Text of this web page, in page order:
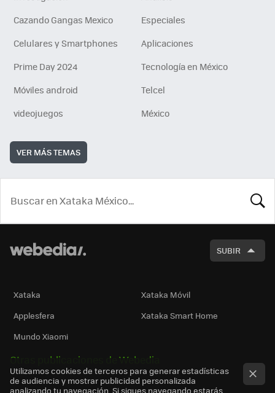
Cazando Gangas Mexico
Especiales
Celulares y Smartphones
Aplicaciones
Prime Day 2024
Tecnología en México
Móviles android
Telcel
videojuegos
México
VER MÁS TEMAS
SUBIR
Xataka
Xataka Móvil
Applesfera
Xataka Smart Home
Mundo Xiaomi
Otras publicaciones de Webedia
Utilizamos cookies de terceros para generar estadísticas
de audiencia y mostrar publicidad personalizada
analizando tu navegación. Si sigues navegando estarás